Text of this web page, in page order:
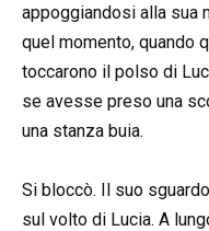
appoggiandosi alla sua
quel momento, quando
toccarono il polso di
se avesse preso una
una stanza buia.
Si bloccò. Il suo
sul volto di Lucia. A